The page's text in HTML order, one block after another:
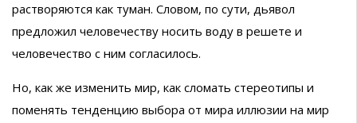
растворяются как туман. Словом, по сути, дьявол
предложил человечеству носить воду в решете и
человечество с ним согласилось.
Но, как же изменить мир, как сломать стереотипы и
поменять тенденцию выбора от мира иллюзии на мир